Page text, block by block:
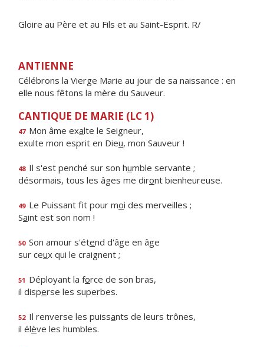
Gloire au Père et au Fils et au Saint-Esprit. R/
ANTIENNE
Célébrons la Vierge Marie au jour de sa naissance : en
elle nous fêtons la mère du Sauveur.
CANTIQUE DE MARIE (LC 1)
47 Mon âme exalte le Seigneur,
exulte mon esprit en Dieu, mon Sauveur !
48 Il s'est penché sur son humble servante ;
désormais, tous les âges me diront bienheureuse.
49 Le Puissant fit pour moi des merveilles ;
Saint est son nom !
50 Son amour s'étend d'âge en âge
sur ceux qui le craignent ;
51 Déployant la force de son bras,
il disperse les superbes.
52 Il renverse les puissants de leurs trônes,
il élève les humbles.